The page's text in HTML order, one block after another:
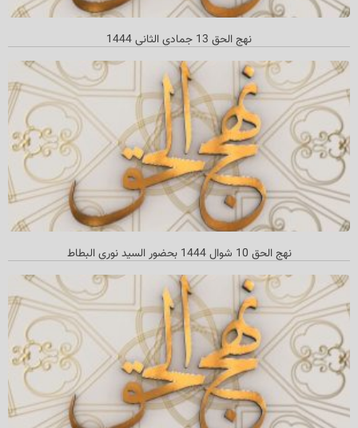
نهج الحق 13 جمادي الثاني 1444
نهج الحق 10 شوال 1444 بحضور السيد نوري البطاط